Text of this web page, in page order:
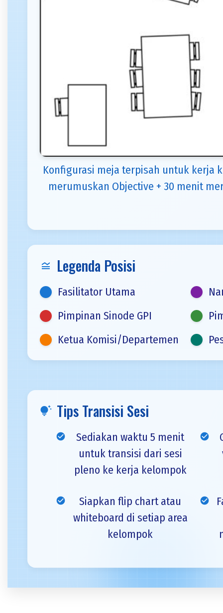
Konfigurasi meja terpisah untuk kerja
merumuskan Objective + 30 menit
legend_toggle Legenda Posisi
Fasilitator Utama
Pimpinan Sinode GPI
Ketua Komisi/Departemen
tips_and_updates Tips Transisi Sesi
check_circle
Sediakan waktu 5 menit
untuk transisi dari sesi
pleno ke kerja kelompok
check_circle
check_circle
Siapkan flip chart atau
whiteboard di setiap area
kelompok
check_circle